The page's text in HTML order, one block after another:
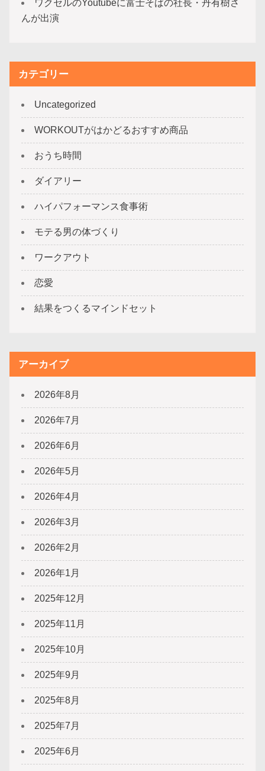
ワクセルのYoutubeに富士そばの社長・丹有樹さ
んが出演
カテゴリー
Uncategorized
WORKOUTがはかどるおすすめ商品
おうち時間
ダイアリー
ハイパフォーマンス食事術
モテる男の体づくり
ワークアウト
恋愛
結果をつくるマインドセット
アーカイブ
2026年8月
2026年7月
2026年6月
2026年5月
2026年4月
2026年3月
2026年2月
2026年1月
2025年12月
2025年11月
2025年10月
2025年9月
2025年8月
2025年7月
2025年6月